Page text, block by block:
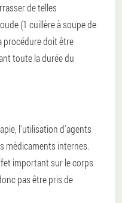
de telles
(1 cuillère à soupe de
procédure doit être
toute la durée du
l'utilisation d'agents
médicaments internes.
important sur le corps
pas être pris de